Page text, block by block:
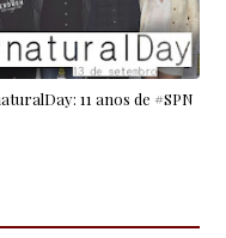
11 anos de #SPN